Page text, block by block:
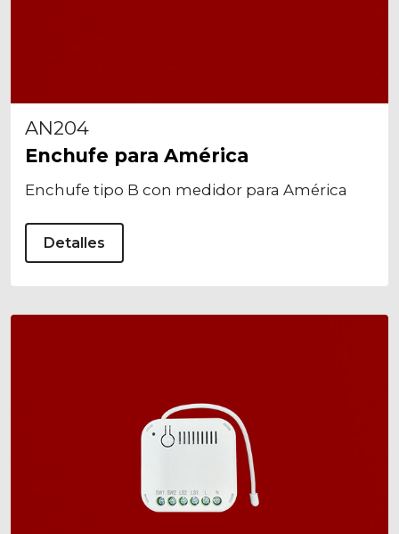
AN204
Enchufe para América
Enchufe tipo B con medidor para América
Detalles